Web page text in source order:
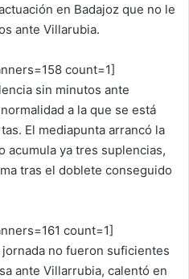
en Badajoz que no le
ante Villarubia.
count=1]
sin minutos ante
a la que se está
El mediapunta arrancó la
acumula ya tres suplencias,
tras el doblete conseguido
count=1]
no fueron suficientes
ante Villarrubia, calentó en